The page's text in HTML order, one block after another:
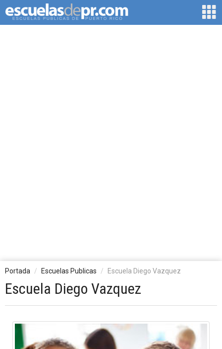
Portada Escuelas Publicas Escuela Diego Vazquez
Escuela Diego Vazquez